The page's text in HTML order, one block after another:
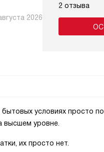
2026
2 отзыва
условиях просто
высшем уровне.
их просто нет.